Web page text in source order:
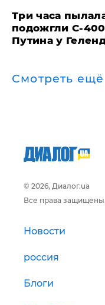
Три часа
подожгли С-
Путина у
Смотреть ещё
© 2026, Диалог.ua
Все права защищены.
Новости
россия
Блоги